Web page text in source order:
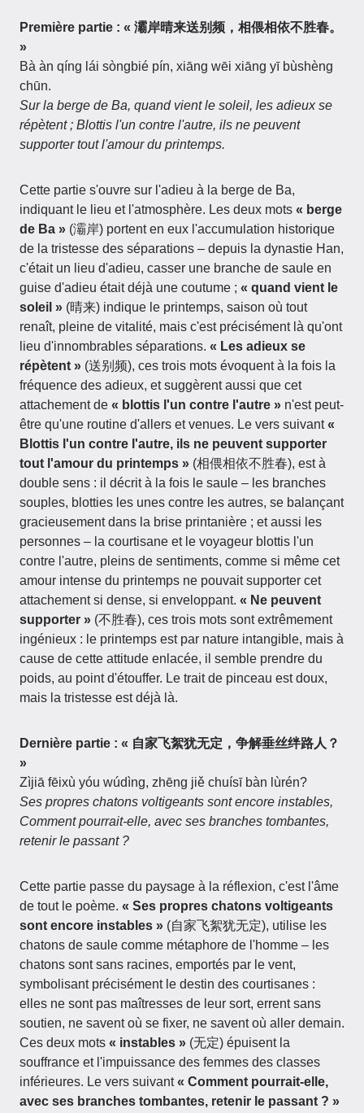
Première partie : « 灞岸晴来送别频，相偎相依不胜春。
»
Bà àn qíng lái sòngbié pín, xiāng wēi xiāng yī bùshèng
chūn.
Sur la berge de Ba, quand vient le soleil, les adieux se
répètent ; Blottis l'un contre l'autre, ils ne peuvent
supporter tout l'amour du printemps.
Cette partie s'ouvre sur l'adieu à la berge de Ba,
indiquant le lieu et l'atmosphère. Les deux mots « berge
de Ba » (灞岸) portent en eux l'accumulation historique
de la tristesse des séparations – depuis la dynastie Han,
c'était un lieu d'adieu, casser une branche de saule en
guise d'adieu était déjà une coutume ; « quand vient le
soleil » (晴来) indique le printemps, saison où tout
renaît, pleine de vitalité, mais c'est précisément là qu'ont
lieu d'innombrables séparations. « Les adieux se
répètent » (送别频), ces trois mots évoquent à la fois la
fréquence des adieux, et suggèrent aussi que cet
attachement de « blottis l'un contre l'autre » n'est peut-
être qu'une routine d'allers et venues. Le vers suivant«
Blottis l'un contre l'autre, ils ne peuvent supporter
tout l'amour du printemps » (相偎相依不胜春), est à
double sens : il décrit à la fois le saule – les branches
souples, blotties les unes contre les autres, se balançant
gracieusement dans la brise printanière ; et aussi les
personnes – la courtisane et le voyageur blottis l'un
contre l'autre, pleins de sentiments, comme si même cet
amour intense du printemps ne pouvait supporter cet
attachement si dense, si enveloppant. « Ne peuvent
supporter » (不胜春), ces trois mots sont extrêmement
ingénieux : le printemps est par nature intangible, mais à
cause de cette attitude enlacée, il semble prendre du
poids, au point d'étouffer. Le trait de pinceau est doux,
mais la tristesse est déjà là.
Dernière partie : « 自家飞絮犹无定，争解垂丝绊路人？
»
Zìjiā fēixù yóu wúdìng, zhēng jiě chuísī bàn lùrén?
Ses propres chatons voltigeants sont encore instables,
Comment pourrait-elle, avec ses branches tombantes,
retenir le passant ?
Cette partie passe du paysage à la réflexion, c'est l'âme
de tout le poème. « Ses propres chatons voltigeants
sont encore instables » (自家飞絮犹无定), utilise les
chatons de saule comme métaphore de l'homme – les
chatons sont sans racines, emportés par le vent,
symbolisant précisément le destin des courtisanes :
elles ne sont pas maîtresses de leur sort, errent sans
soutien, ne savent où se fixer, ne savent où aller demain.
Ces deux mots « instables » (无定) épuisent la
souffrance et l'impuissance des femmes des classes
inférieures. Le vers suivant« Comment pourrait-elle,
avec ses branches tombantes, retenir le passant ? »